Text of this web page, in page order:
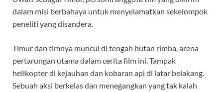
dalam misi berbahaya untuk menyelamatkan sekelompok
peneliti yang disandera.
Timur dan timnya muncul di tengah hutan rimba, arena
pertarungan utama dalam cerita film ini. Tampak
helikopter di kejauhan dan kobaran api di latar belakang.
Sebuah aksi berkelas dan menegangkan yang tak kalah